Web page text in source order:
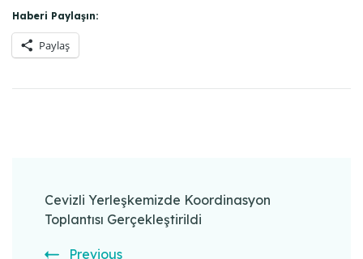
Haberi Paylaşın:
Paylaş
Navigation
Cevizli Yerleşkemizde Koordinasyon
Toplantısı Gerçekleştirildi
Previous